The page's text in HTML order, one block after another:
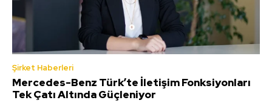
Şirket Haberleri
Mercedes-Benz Türk’te İletişim Fonksiyonları
Tek Çatı Altında Güçleniyor